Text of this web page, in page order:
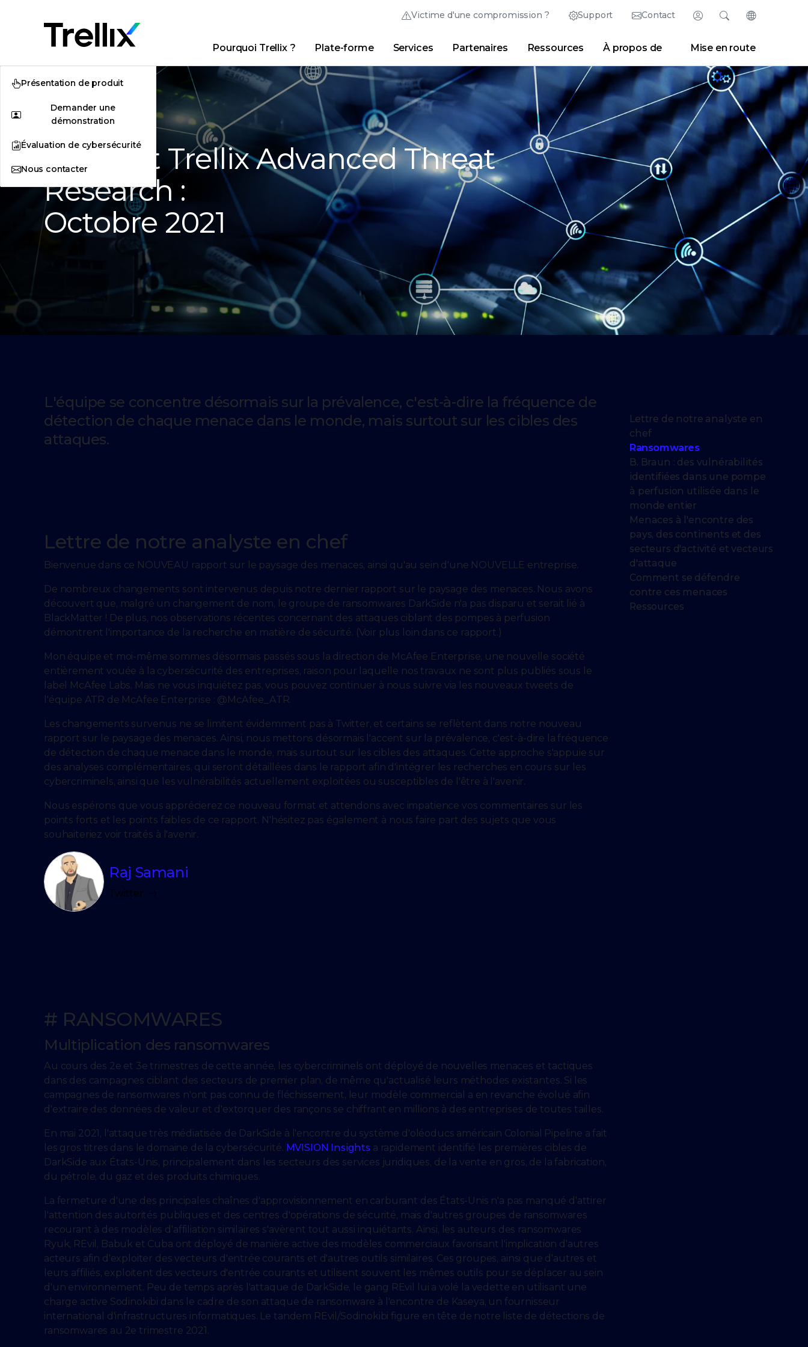
Victime d'une compromission ? Support Contact Connexion
Connexion Trellix
Trellix Hive Developer Portal Marketplace
Rechercher
Liens
Pourquoi Trellix ? Produits|Advanced Research Center| Espace presse|Blogs
Changer de
Australia (English)
Brasil (Português)
Canada (English)
Canada (Français)
Deutschland (Deutsch)
España (Español)
France (Français)
Hong Kong (English)
India (English)
Italia (Italiano)
日本 (日本語)
대한민국 (한국어)
México (Español)
Singapore (English)
United Kingdom (English)
United States (English)
Pourquoi Trellix ? Plate-forme Services Partenaires Ressources À propos de Mise en route
Présentation de produit
Demander une
démonstration
Évaluation de cybersécurité
Nous contacter
Rapport Trellix Advanced Threat
Research :
Octobre 2021
L'équipe se concentre désormais sur la prévalence, c'est-à-dire la fréquence de
détection de chaque menace dans le monde, mais surtout sur les cibles des
attaques.
Lettre de notre analyste en chef
Bienvenue dans ce NOUVEAU rapport sur le paysage des menaces, ainsi qu'au sein d'une NOUVELLE entreprise.
De nombreux changements sont intervenus depuis notre dernier rapport sur le paysage des menaces. Nous avons
découvert que, malgré un changement de nom, le groupe de ransomwares DarkSide n'a pas disparu et serait lié à
BlackMatter ! De plus, nos observations récentes concernant des attaques ciblant des pompes à perfusion
démontrent l'importance de la recherche en matière de sécurité. (Voir plus loin dans ce rapport.)
Mon équipe et moi-même sommes désormais passés sous la direction de McAfee Enterprise, une nouvelle société
entièrement vouée à la cybersécurité des entreprises, raison pour laquelle nos travaux ne sont plus publiés sous le
label McAfee Labs. Mais ne vous inquiétez pas, vous pouvez continuer à nous suivre via les nouveaux tweets de
l'équipe ATR de McAfee Enterprise : @McAfee_ATR.
Les changements survenus ne se limitent évidemment pas à Twitter, et certains se reflètent dans notre nouveau
rapport sur le paysage des menaces. Ainsi, nous mettons désormais l'accent sur la prévalence, c'est-à-dire la fréquence
de détection de chaque menace dans le monde, mais surtout sur les cibles des attaques. Cette approche s'appuie sur
des analyses complémentaires, qui seront détaillées dans le rapport afin d'intégrer les recherches en cours sur les
cybercriminels, ainsi que les vulnérabilités actuellement exploitées ou susceptibles de l'être à l'avenir.
Nous espérons que vous apprécierez ce nouveau format et attendons avec impatience vos commentaires sur les
points forts et les points faibles de ce rapport. N'hésitez pas également à nous faire part des sujets que vous
souhaiteriez voir traités à l'avenir.
Raj Samani
Twitter
# RANSOMWARES
Multiplication des ransomwares
Au cours des 2e et 3e trimestres de cette année, les cybercriminels ont déployé de nouvelles menaces et tactiques
dans des campagnes ciblant des secteurs de premier plan, de même qu'actualisé leurs méthodes existantes. Si les
campagnes de ransomwares n'ont pas connu de fléchissement, leur modèle commercial a en revanche évolué afin
d'extraire des données de valeur et d'extorquer des rançons se chiffrant en millions à des entreprises de toutes tailles.
En mai 2021, l'attaque très médiatisée de DarkSide à l'encontre du système d'oléoducs américain Colonial Pipeline a fait
les gros titres dans le domaine de la cybersécurité. MVISION Insights a rapidement identifié les premières cibles de
DarkSide aux États-Unis, principalement dans les secteurs des services juridiques, de la vente en gros, de la fabrication,
du pétrole, du gaz et des produits chimiques.
La fermeture d'une des principales chaînes d'approvisionnement en carburant des États-Unis n'a pas manqué d'attirer
l'attention des autorités publiques et des centres d'opérations de sécurité, mais d'autres groupes de ransomwares
recourant à des modèles d'affiliation similaires s'avèrent tout aussi inquiétants. Ainsi, les auteurs des ransomwares
Ryuk, REvil, Babuk et Cuba ont déployé de manière active des modèles commerciaux favorisant l'implication d'autres
acteurs afin d'exploiter des vecteurs d'entrée courants et d'autres outils similaires. Ces groupes, ainsi que d'autres et
leurs affiliés, exploitent des vecteurs d'entrée courants et utilisent souvent les mêmes outils pour se déplacer au sein
d'un environnement. Peu de temps après l'attaque de DarkSide, le gang REvil lui a volé la vedette en utilisant une
charge active Sodinokibi dans le cadre de son attaque de ransomware à l'encontre de Kaseya, un fournisseur
international d'infrastructures informatiques. Le tandem REvil/Sodinokibi figure en tête de notre liste de détections de
ransomwares au 2e trimestre 2021.
Lettre de notre analyste en
chef
Ransomwares
B. Braun : des vulnérabilités
identifiées dans une pompe
à perfusion utilisée dans le
monde entier
Menaces à l'encontre des
pays, des continents et des
secteurs d'activité et vecteurs
d'attaque
Comment se défendre
contre ces menaces
Ressources